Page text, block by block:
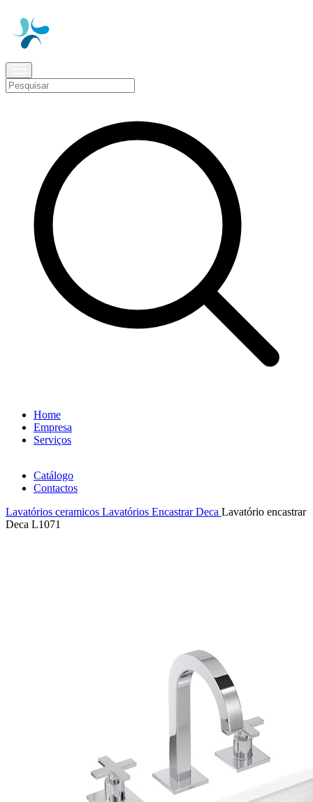
Home
Empresa
Serviços
Catálogo
Contactos
Lavatórios ceramicos Lavatórios Encastrar Deca Lavatório encastrar
Deca L1071